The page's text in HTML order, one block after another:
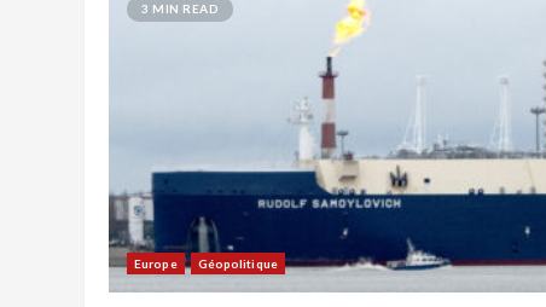
3 MIN READ
Europe Géopolitique